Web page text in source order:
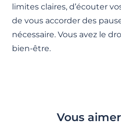
limites claires, d’écouter
de vous accorder des
nécessaire. Vous avez le
bien-être.
Vous